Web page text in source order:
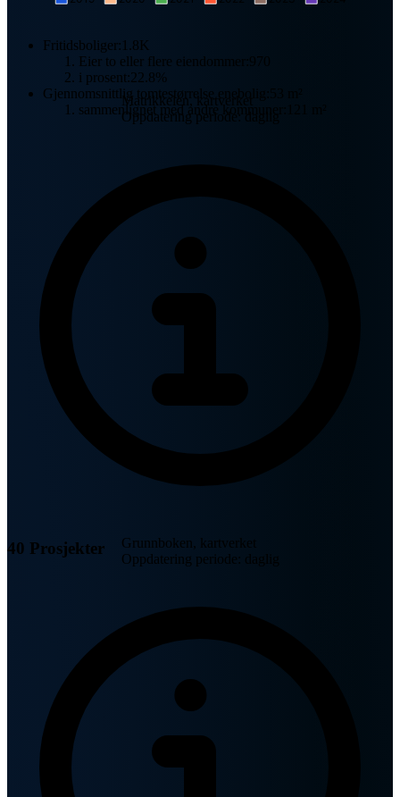
Fritidsboliger: 1.8K
Eier to eller flere eiendommer:
i prosent:22.8%
Gjennomsnittlig tomtestørrelse enebolig:
sammenlignet med andre kommuner:
Matrikkelen, kartverket
Oppdatering periode: daglig
40 Prosjekter
Grunnboken, kartverket
Oppdatering periode: daglig